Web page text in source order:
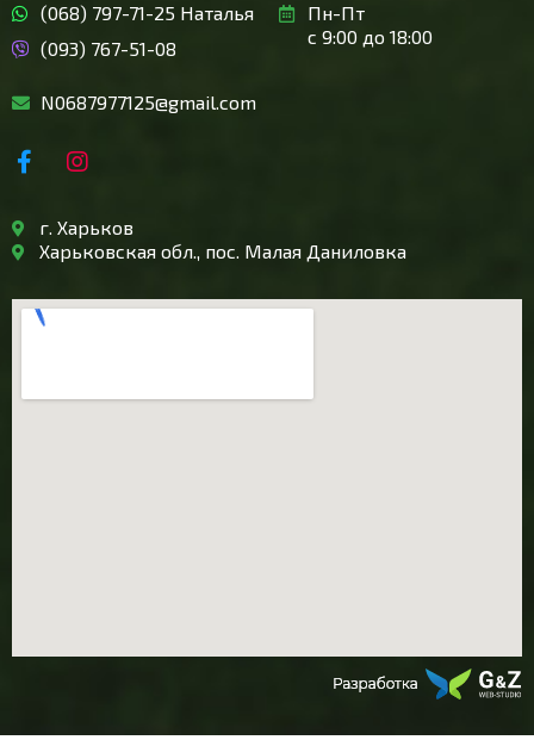
г. Харьков
Харьковская обл., пос. Малая Даниловка
(068) 797-71-25 Наталья
(093) 767-51-08
N0687977125@gmail.com
Пн-Пт
с 9:00 до 18:00